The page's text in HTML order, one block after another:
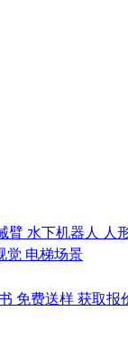
臂 水下机器人
人
觉 电梯场景
免费送样 获取报